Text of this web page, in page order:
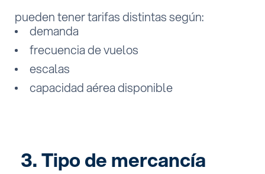
pueden tener tarifas distintas según:
demanda
frecuencia de vuelos
escalas
capacidad aérea disponible
3. Tipo de mercancía